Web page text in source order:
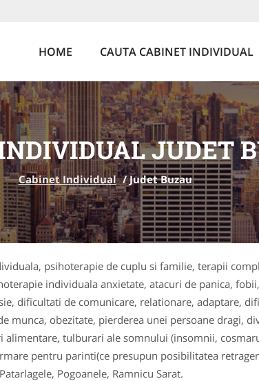
HOME CAUTA CABINET INDIVIDUAL
JUDET
Cabinet Individual /Judet Buzau
psihoterapie de cuplu si familie, terapii
individuala anxietate, atacuri de panica,
dificultati de comunicare, relationare, adaptare,
munca, obezitate, pierderea unei persoane dragi,
tulburari ale somnului (insomnii,
pentru parinti(ce presupun posibilitatea
Pogoanele, Ramnicu Sarat.